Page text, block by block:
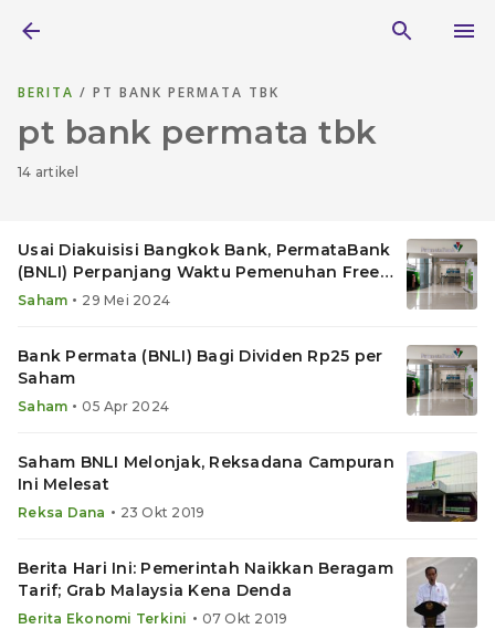
BERITA / PT BANK PERMATA TBK
pt bank permata tbk
14 artikel
Usai Diakuisisi Bangkok Bank, PermataBank
(BNLI) Perpanjang Waktu Pemenuhan Free
Float
Saham • 29 Mei 2024
Bank Permata (BNLI) Bagi Dividen Rp25 per
Saham
Saham • 05 Apr 2024
Saham BNLI Melonjak, Reksadana Campuran
Ini Melesat
Reksa Dana • 23 Okt 2019
Berita Hari Ini: Pemerintah Naikkan Beragam
Tarif; Grab Malaysia Kena Denda
Berita Ekonomi Terkini • 07 Okt 2019